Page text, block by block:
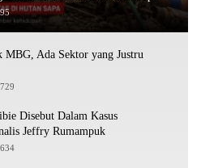
Ada Sektor yang Justru
729
Disebut Dalam Kasus
Jeffry Rumampuk
634